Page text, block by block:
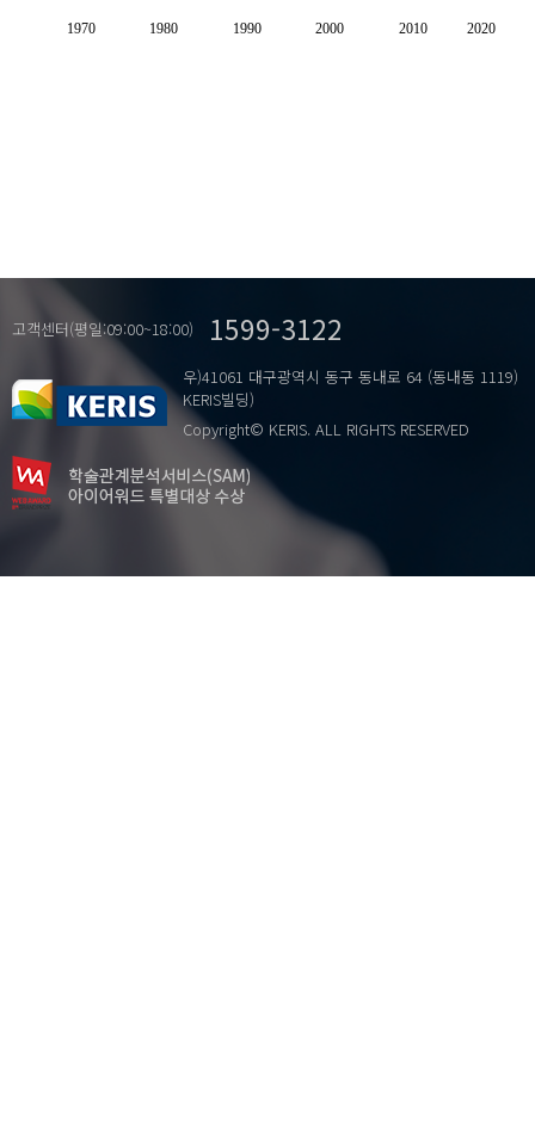
1970 1980 1990 2000 2010 2020
고객센터(평일:09:00~18:00) 1599-3122
우)41061 대구광역시 동구 동내로 64 (동내동 1119)
KERIS빌딩)
Copyright© KERIS. ALL RIGHTS RESERVED